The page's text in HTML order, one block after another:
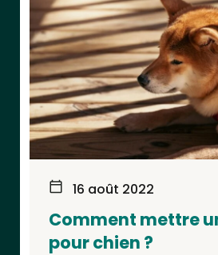
16 août 2022
Comment mettre
pour chien ?